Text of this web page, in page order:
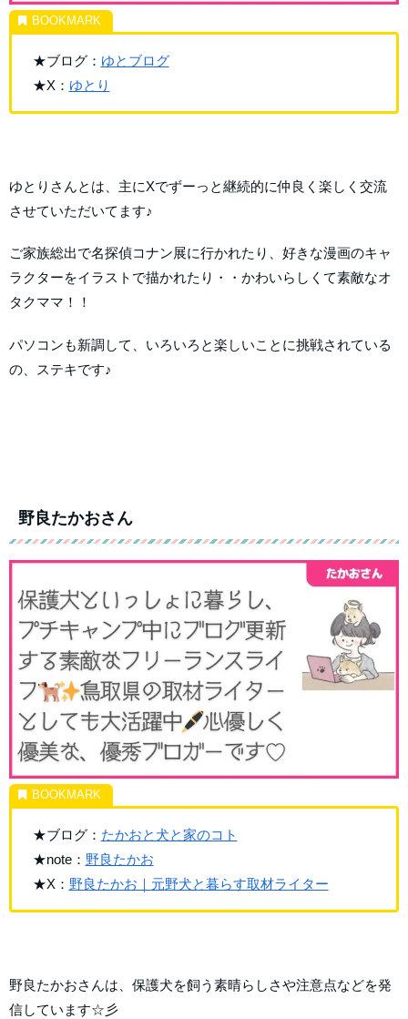
★ブログ： ゆとブログ
★X： ゆとり
ゆとりさんとは、主にXでずーっと継続的に仲良く楽しく交流
させていただいてます♪
ご家族総出で名探偵コナン展に行かれたり、好きな漫画のキャ
ラクターをイラストで描かれたり・・かわいらしくて素敵なオ
タクママ！！
パソコンも新調して、いろいろと楽しいことに挑戦されている
の、ステキです♪
野良たかおさん
★ブログ： たかおと犬と家のコト
★note： 野良たかお
★X： 野良たかお｜元野犬と暮らす取材ライター
野良たかおさんは、保護犬を飼う素晴らしさや注意点などを発
信しています☆彡